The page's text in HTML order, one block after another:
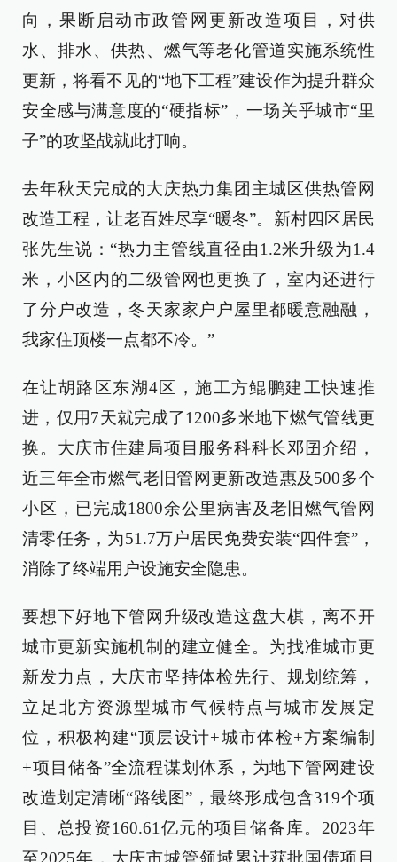
向，果断启动市政管网更新改造项目，对供
水、排水、供热、燃气等老化管道实施系统性
更新，将看不见的“地下工程”建设作为提升群众
安全感与满意度的“硬指标”，一场关乎城市“里
子”的攻坚战就此打响。
去年秋天完成的大庆热力集团主城区供热管网
改造工程，让老百姓尽享“暖冬”。新村四区居民
张先生说：“热力主管线直径由1.2米升级为1.4
米，小区内的二级管网也更换了，室内还进行
了分户改造，冬天家家户户屋里都暖意融融，
我家住顶楼一点都不冷。”
在让胡路区东湖4区，施工方鲲鹏建工快速推
进，仅用7天就完成了1200多米地下燃气管线更
换。大庆市住建局项目服务科科长邓囝介绍，
近三年全市燃气老旧管网更新改造惠及500多个
小区，已完成1800余公里病害及老旧燃气管网
清零任务，为51.7万户居民免费安装“四件套”，
消除了终端用户设施安全隐患。
要想下好地下管网升级改造这盘大棋，离不开
城市更新实施机制的建立健全。为找准城市更
新发力点，大庆市坚持体检先行、规划统筹，
立足北方资源型城市气候特点与城市发展定
位，积极构建“顶层设计+城市体检+方案编制
+项目储备”全流程谋划体系，为地下管网建设
改造划定清晰“路线图”，最终形成包含319个项
目、总投资160.61亿元的项目储备库。2023年
至2025年，大庆市城管领域累计获批国债项目